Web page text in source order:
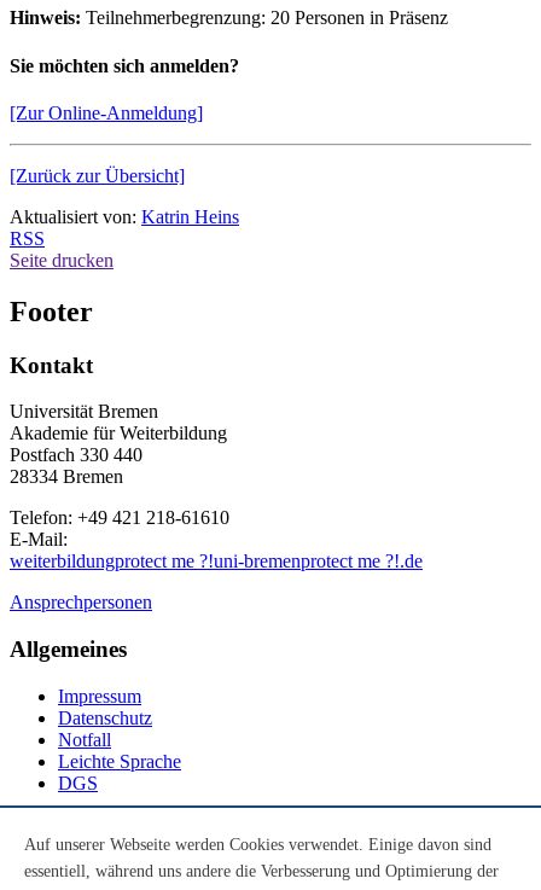
Hinweis: Teilnehmerbegrenzung: 20 Personen in Präsenz
Sie möchten sich anmelden?
[Zur Online-Anmeldung]
[Zurück zur Übersicht]
Aktualisiert von: Katrin Heins
RSS
Seite drucken
Footer
Kontakt
Universität Bremen
Akademie für Weiterbildung
Postfach 330 440
28334 Bremen
Telefon: +49 421 218-61610
E-Mail:
weiterbildungprotect me ?!uni-bremenprotect me ?!.de
Ansprechpersonen
Allgemeines
Impressum
Datenschutz
Notfall
Leichte Sprache
DGS
Youtube
Auf unserer Webseite werden Cookies verwendet. Einige davon sind
essentiell, während uns andere die Verbesserung und Optimierung der